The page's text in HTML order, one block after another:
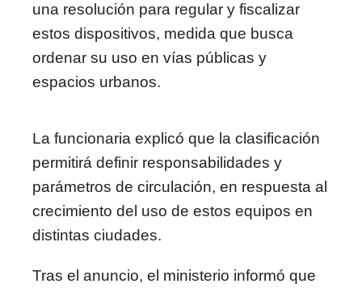
una resolución para regular y fiscalizar
estos dispositivos, medida que busca
ordenar su uso en vías públicas y
espacios urbanos.
La funcionaria explicó que la clasificación
permitirá definir responsabilidades y
parámetros de circulación, en respuesta al
crecimiento del uso de estos equipos en
distintas ciudades.
Tras el anuncio, el ministerio informó que